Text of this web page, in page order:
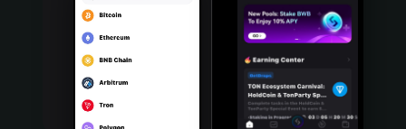
Português (Portugal)
Bahasa Indonesia